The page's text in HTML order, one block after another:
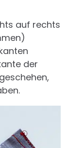
auf rechts
der